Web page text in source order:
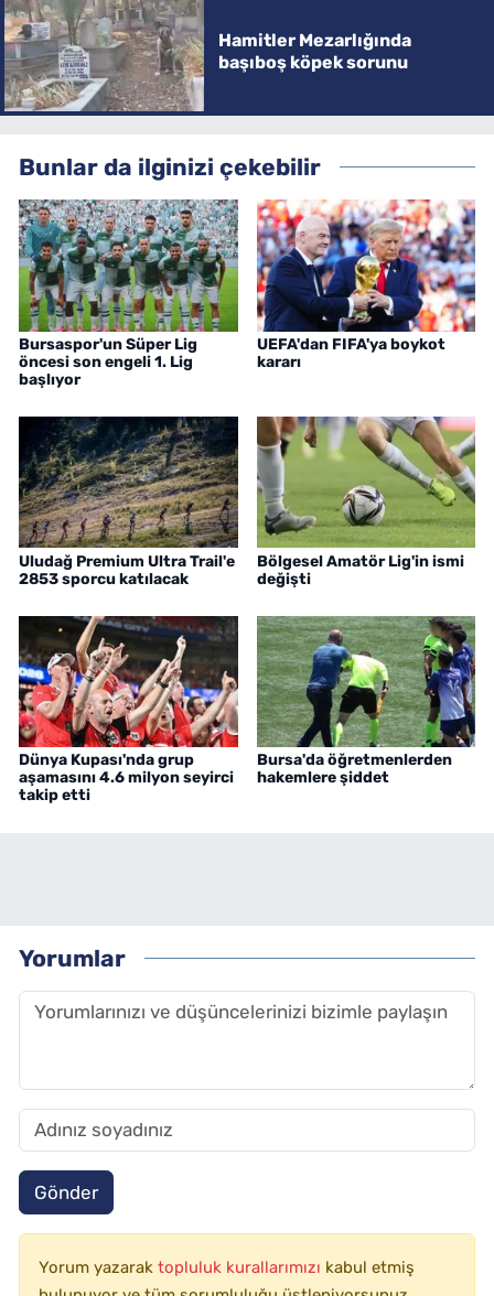
Hamitler Mezarlığında
başıboş köpek sorunu
Bunlar da ilginizi çekebilir
Bursaspor'un Süper Lig
öncesi son engeli 1. Lig
başlıyor
UEFA'dan FIFA'ya boykot
kararı
Uludağ Premium Ultra Trail'e
2853 sporcu katılacak
Bölgesel Amatör Lig'in ismi
değişti
Dünya Kupası'nda grup
aşamasını 4.6 milyon seyirci
takip etti
Bursa'da öğretmenlerden
hakemlere şiddet
Yorumlar
Gönder
Yorum yazarak topluluk kurallarımızı kabul etmiş